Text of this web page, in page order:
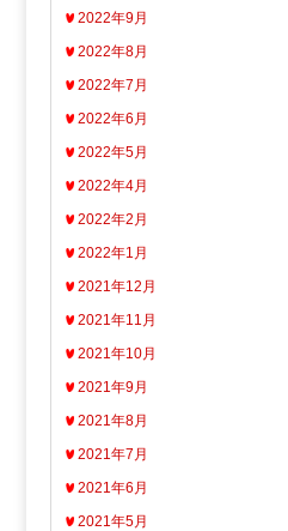
2022年9月
2022年8月
2022年7月
2022年6月
2022年5月
2022年4月
2022年2月
2022年1月
2021年12月
2021年11月
2021年10月
2021年9月
2021年8月
2021年7月
2021年6月
2021年5月